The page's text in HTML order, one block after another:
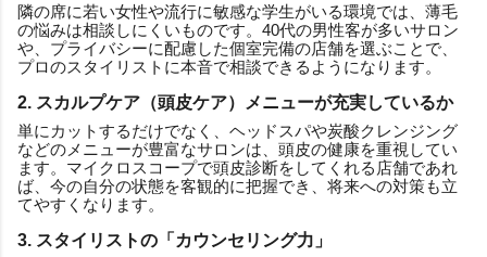
隣の席に若い女性や流行に敏感な学生がいる環境では、薄毛
の悩みは相談しにくいものです。40代の男性客が多いサロン
や、プライバシーに配慮した個室完備の店舗を選ぶことで、
プロのスタイリストに本音で相談できるようになります。
2. スカルプケア（頭皮ケア）メニューが充実しているか
単にカットするだけでなく、ヘッドスパや炭酸クレンジング
などのメニューが豊富なサロンは、頭皮の健康を重視してい
ます。マイクロスコープで頭皮診断をしてくれる店舗であれ
ば、今の自分の状態を客観的に把握でき、将来への対策も立
てやすくなります。
3. スタイリストの「カウンセリング力」